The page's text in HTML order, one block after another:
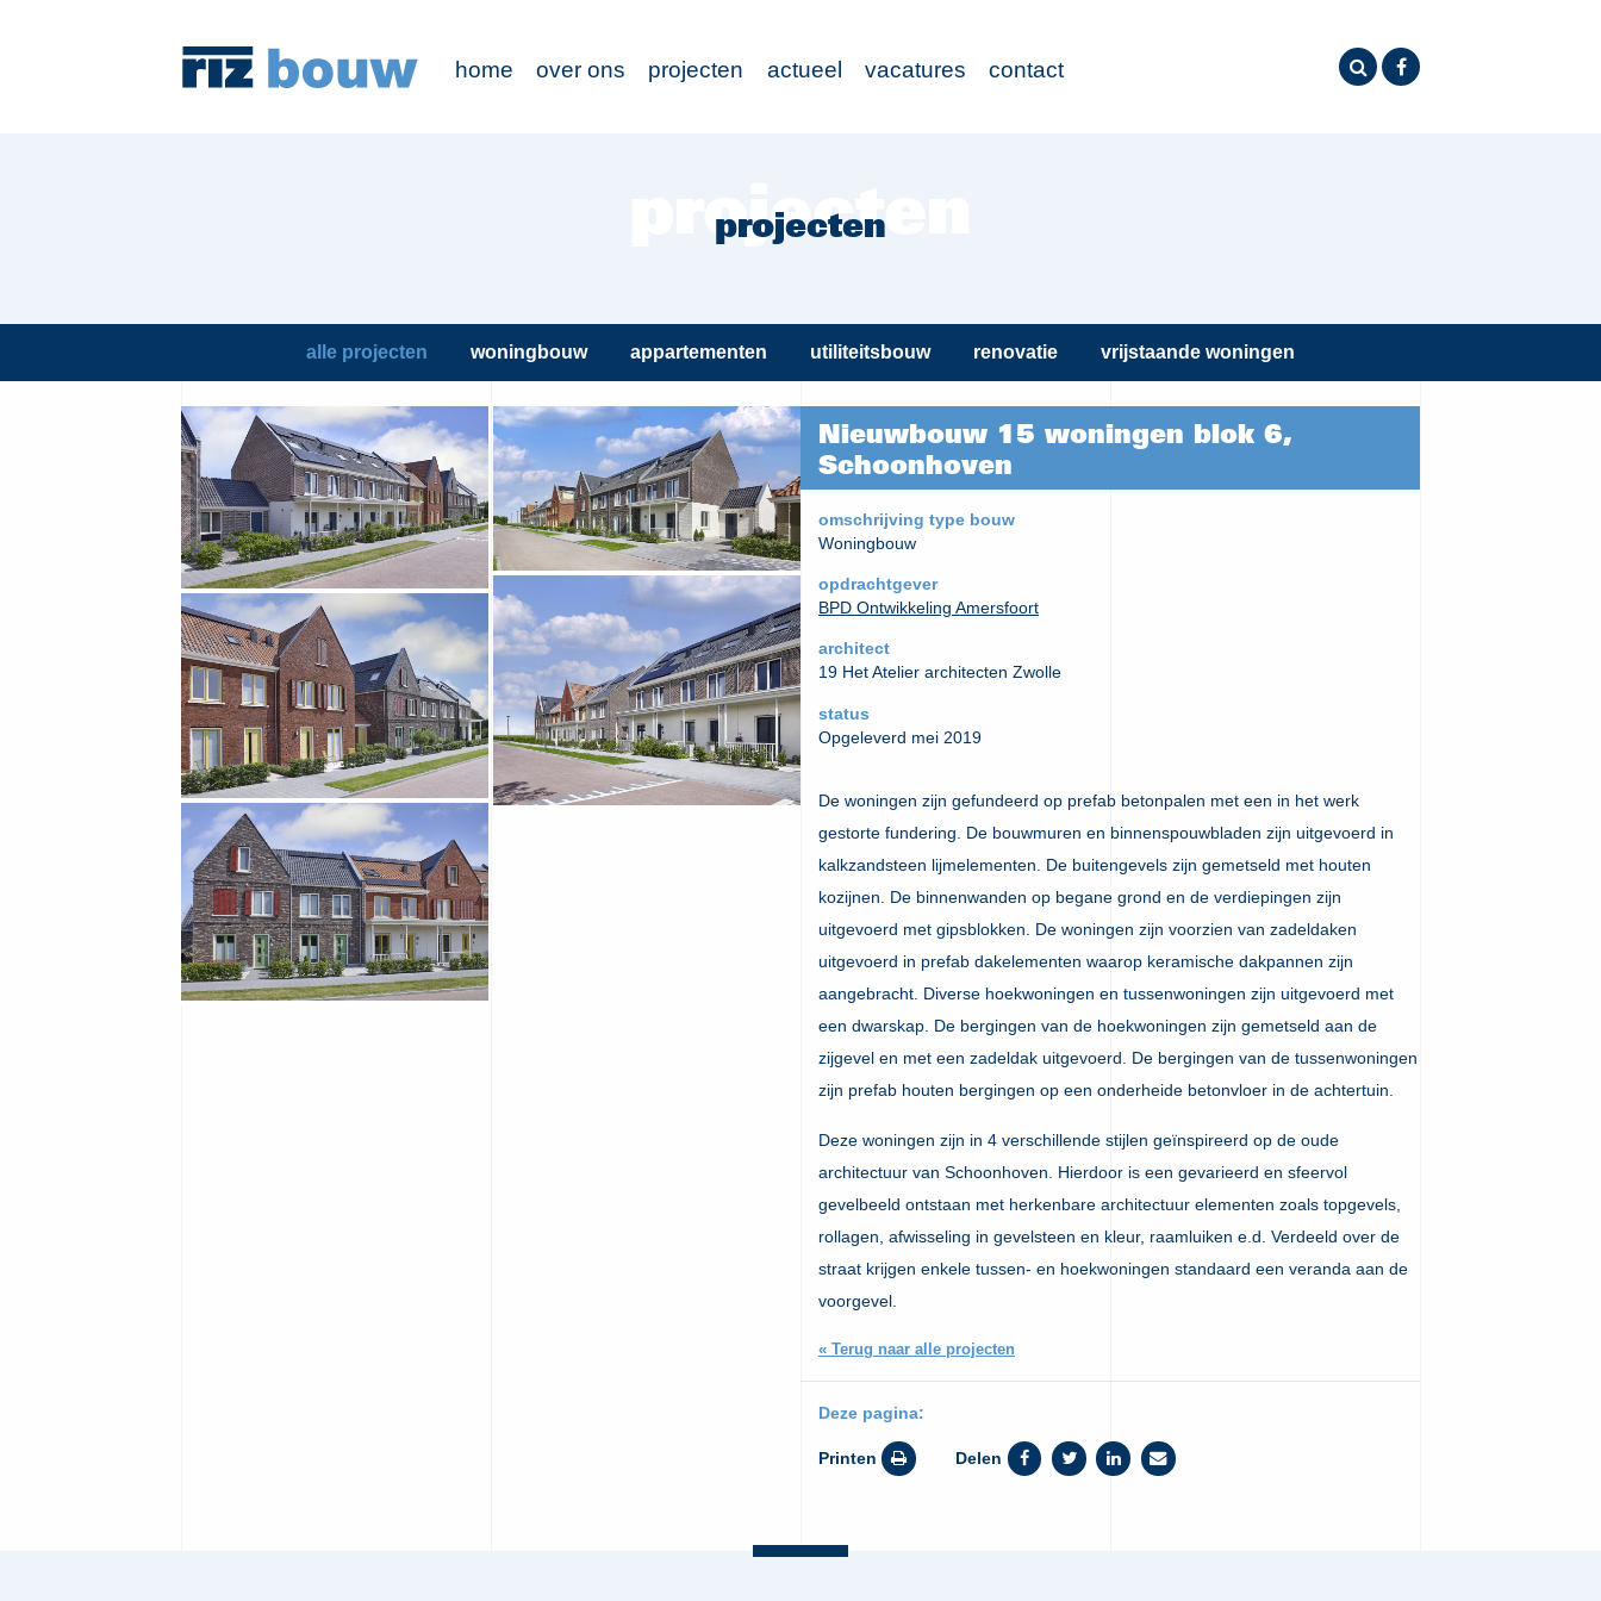
home over ons projecten actueel vacatures contact
projecten
alle projecten woningbouw appartementen utiliteitsbouw renovatie vrijstaande woningen
Nieuwbouw 15 woningen blok 6,
Schoonhoven
omschrijving type bouw
Woningbouw
opdrachtgever
BPD Ontwikkeling Amersfoort
architect
19 Het Atelier architecten Zwolle
status
Opgeleverd mei 2019
De woningen zijn gefundeerd op prefab betonpalen met een in het werk
gestorte fundering. De bouwmuren en binnenspouwbladen zijn uitgevoerd in
kalkzandsteen lijmelementen. De buitengevels zijn gemetseld met houten
kozijnen. De binnenwanden op begane grond en de verdiepingen zijn
uitgevoerd met gipsblokken. De woningen zijn voorzien van zadeldaken
uitgevoerd in prefab dakelementen waarop keramische dakpannen zijn
aangebracht. Diverse hoekwoningen en tussenwoningen zijn uitgevoerd met
een dwarskap. De bergingen van de hoekwoningen zijn gemetseld aan de
zijgevel en met een zadeldak uitgevoerd. De bergingen van de tussenwoningen
zijn prefab houten bergingen op een onderheide betonvloer in de achtertuin.
Deze woningen zijn in 4 verschillende stijlen geïnspireerd op de oude
architectuur van Schoonhoven. Hierdoor is een gevarieerd en sfeervol
gevelbeeld ontstaan met herkenbare architectuur elementen zoals topgevels,
rollagen, afwisseling in gevelsteen en kleur, raamluiken e.d. Verdeeld over de
straat krijgen enkele tussen- en hoekwoningen standaard een veranda aan de
voorgevel.
« Terug naar alle projecten
Deze pagina:
Printen Delen